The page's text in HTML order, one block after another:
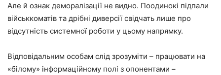
Але й ознак деморалізації не видно. Поодинокі підпали
військкоматів та дрібні диверсії свідчать лише про
відсутність системної роботи у цьому напрямку.
Відповідальним особам слід зрозуміти – працювати на
«білому» інформаційному полі з опонентами –